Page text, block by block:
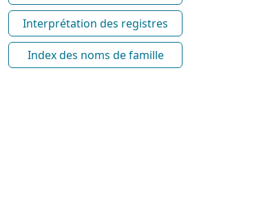
Interprétation des registres
Index des noms de famille